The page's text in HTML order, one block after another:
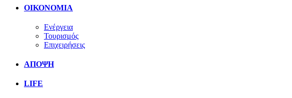
ΟΙΚΟΝΟΜΙΑ
Ενέργεια
Τουρισμός
Επιχειρήσεις
ΑΠΟΨΗ
LIFE